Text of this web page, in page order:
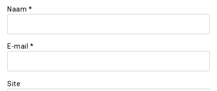
Naam *
E-mail *
Site